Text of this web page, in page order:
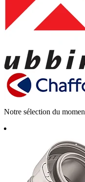
Notre sélection du